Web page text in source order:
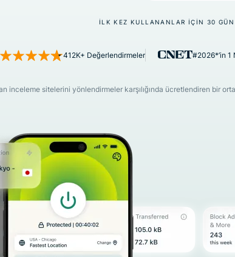
Defender
kimlik takibi
kaldırma
İLK KEZ KULLANANLAR IÇIN 30
412K+ Değerlendirmeler #2026*’in 1
inceleme sitelerini yönlendirmeler karşılığında ücretlendiren bir